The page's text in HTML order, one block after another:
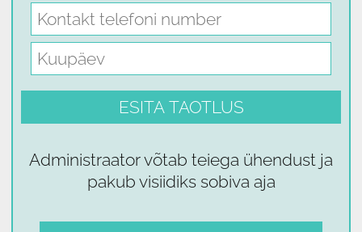
Administraator võtab teiega ühendust ja
pakub visiidiks sobiva aja